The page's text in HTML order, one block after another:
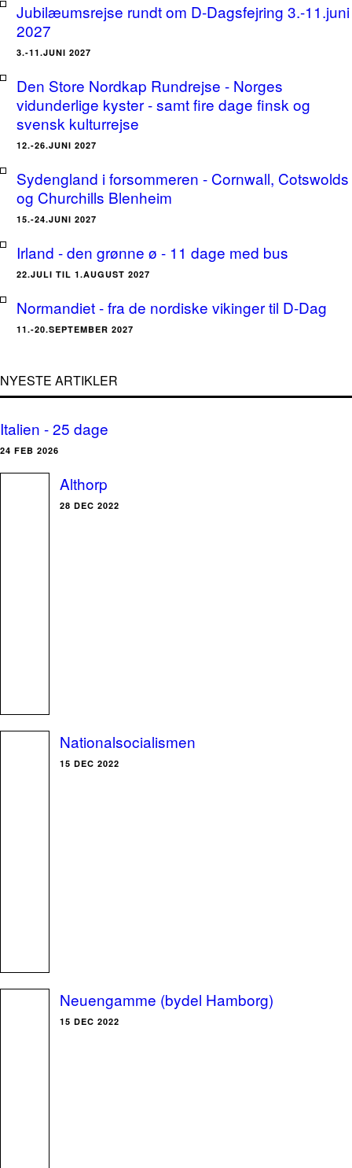
Jubilæumsrejse rundt om D-Dagsfejring 3.-11.juni
2027
3.-11.JUNI 2027
Den Store Nordkap Rundrejse - Norges
vidunderlige kyster - samt fire dage finsk og
svensk kulturrejse
12.-26.JUNI 2027
Sydengland i forsommeren - Cornwall, Cotswolds
og Churchills Blenheim
15.-24.JUNI 2027
Irland - den grønne ø - 11 dage med bus
22.JULI TIL 1.AUGUST 2027
Normandiet - fra de nordiske vikinger til D-Dag
11.-20.SEPTEMBER 2027
NYESTE ARTIKLER
Italien - 25 dage
24 FEB 2026
Althorp
28 DEC 2022
Nationalsocialismen
15 DEC 2022
Neuengamme (bydel Hamborg)
15 DEC 2022